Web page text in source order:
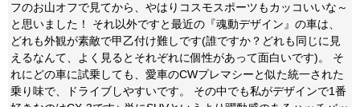
フのお山オフで見てから、やはりコスモスポーツもカッコいいな～
と思いました！ それ以外ですと最近の『魂動デザイン』の車は、
どれも外観が素敵で甲乙付け難しです(誰ですか？どれも同じに見
えるなんて、よく見るとそれぞれに個性があって面白いです)。 そ
れにどの車に試乗しても、愛車のCWプレマシーと似た統一された
乗り味で、ドライブしやすいです。 その中でも私がデザインで1番